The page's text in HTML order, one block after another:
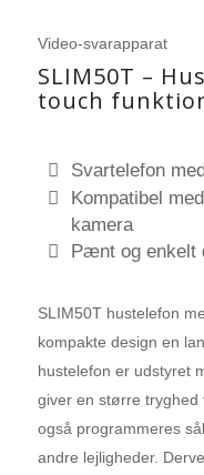
Video-svarapparat
SLIM50T –
touch
Svartelefon
Kompatibel
kamera
Pænt og enkelt
SLIM50T hustelefon
kompakte design en
hustelefon er udstyret
giver en større tryghed
også programmeres
andre lejligheder.